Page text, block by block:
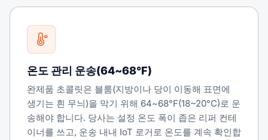
온도 관리 운송(64~68°F)
완제품 초콜릿은 블룸(지방이나 당이 이동해 표면에
생기는 흰 무늬)을 막기 위해 64~68°F(18~20°C)로 운
송해야 합니다. 당사는 설정 온도 폭이 좁은 리퍼 컨테
이너를 쓰고, 운송 내내 IoT 로거로 온도를 계속 확인합